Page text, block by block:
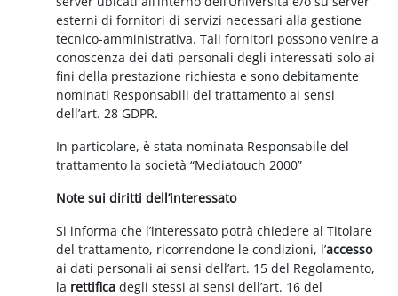
esterni di fornitori di servizi necessari alla gestione
tecnico-amministrativa. Tali fornitori possono venire a
conoscenza dei dati personali degli interessati solo ai
fini della prestazione richiesta e sono debitamente
nominati Responsabili del trattamento ai sensi
dell’art. 28 GDPR.
In particolare, è stata nominata Responsabile del
trattamento la società “Mediatouch 2000”
Note sui diritti dell’interessato
Si informa che l’interessato potrà chiedere al Titolare
del trattamento, ricorrendone le condizioni, l’accesso
ai dati personali ai sensi dell’art. 15 del Regolamento,
la rettificadegli stessi ai sensi dell’art. 16 del